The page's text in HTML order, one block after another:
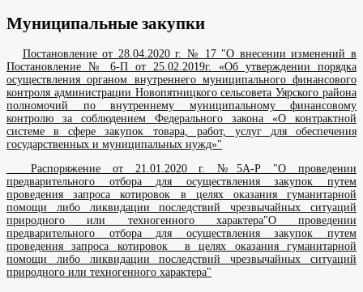
Муниципальные закупки
Постановление от 28.04.2020 г. № 17 "О внесении изменений в
Постановление № 6-П от 25.02.2019г. «Об утверждении порядка
осуществления органом внутреннего муниципального финансового
контроля администрации Новопятницкого сельсовета Уярского района
полномочий по внутреннему муниципальному финансовому
контролю за соблюдением Федерального закона «О контрактной
системе в сфере закупок товара, работ, услуг для обеспечения
государственных и муниципальных нужд»"
Распоряжение от 21.01.2020 г. №5А-Р "О проведении
предварительного отбора для осуществления закупок путем
проведения запроса котировок в целях оказания гуманитарной
помощи либо ликвидации последствий чрезвычайных ситуаций
природного или техногенного характера"О проведении
предварительного отбора для осуществления закупок путем
проведения запроса котировок в целях оказания гуманитарной
помощи либо ликвидации последствий чрезвычайных ситуаций
природного или техногенного характера"